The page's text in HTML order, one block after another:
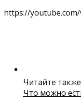
https://youtube.com/
Читайте
Что можно